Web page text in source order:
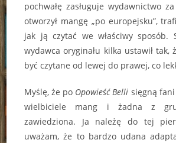
pochwałę zasługuje wydawnictwo
otworzył mangę „po europejsku”,
jak ją czytać we właściwy sposób.
wydawca oryginału kilka ustawił tak,
być czytane od lewej do prawej, co
Myślę, że po Opowieść Belli sięgną
wielbiciele mang i żadna z
zawiedziona. Ja należę do tej
uważam, że to bardzo udana